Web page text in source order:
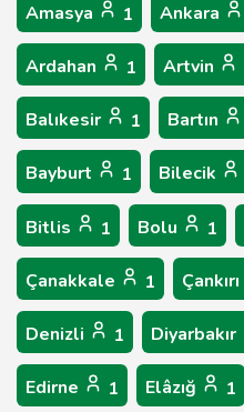
Amasya 1 Ankara
Ardahan 1 Artvin
Balıkesir 1 Bartın
Bayburt 1 Bilecik
Bitlis 1 Bolu 1
Çanakkale 1 Çankırı
Denizli 1 Diyarbakır
Edirne 1 Elâzığ 1